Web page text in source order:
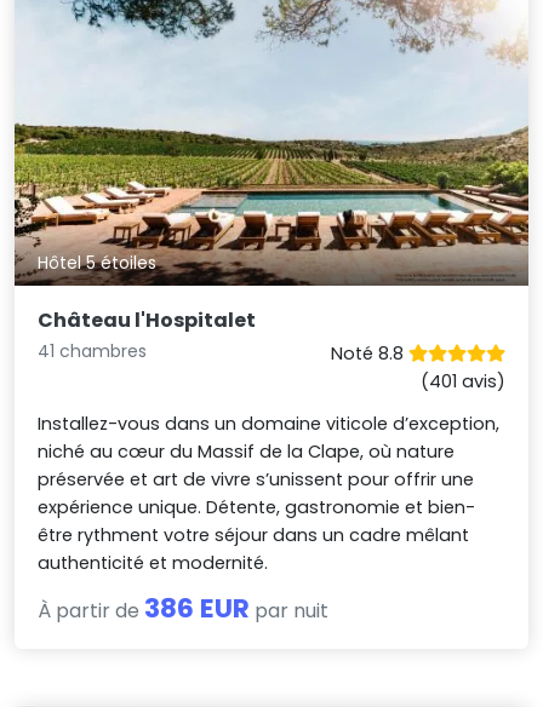
Hôtel 5 étoiles
Château l'Hospitalet
41 chambres
Noté 8.8
(401 avis)
Installez-vous dans un domaine viticole d’exception,
niché au cœur du Massif de la Clape, où nature
préservée et art de vivre s’unissent pour offrir une
expérience unique. Détente, gastronomie et bien-
être rythment votre séjour dans un cadre mêlant
authenticité et modernité.
À partir de 386 EUR par nuit